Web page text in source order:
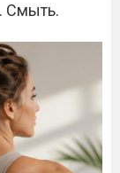
Смыть.